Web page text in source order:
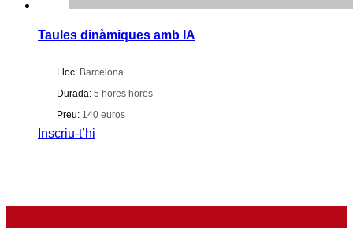
Taules dinàmiques amb IA
Lloc: Barcelona
Durada: 5 hores hores
Preu: 140 euros
Inscriu-t’hi